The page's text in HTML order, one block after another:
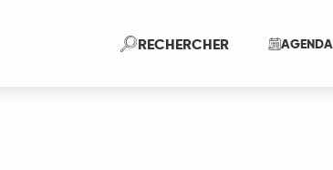
AGENDA
RECHERCHERRecherche